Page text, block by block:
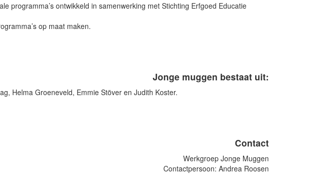
programma’s ontwikkeld in samenwerking met Stichting Erfgoed Educatie
op maat maken.
Jonge muggen bestaat uit:
Helma Groeneveld, Emmie Stöver en Judith Koster.
Contact
Werkgroep Jonge Muggen
Contactpersoon: Andrea Roosen